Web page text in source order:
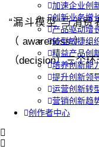
加速企业创
创新业务增
产品驱动增
转型敏捷组
精益产品创
培养创新能
提升创新领
运营创新转
营销创新趋
创作者中心
“漏斗模型”与消费
（awareness）
（decision）三个环